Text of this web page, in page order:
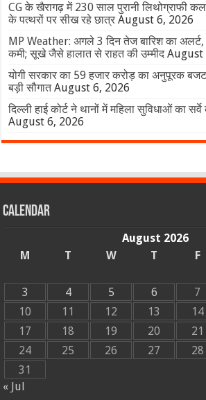
CG के खैरागढ़ में 230 साल पुरानी लिथोग्राफी
के पत्थरों पर सीख रहे छात्र August 6, 2026
MP Weather: अगले 3 दिन तेज बारिश का अलर्ट,
कमी; सूखे जैसे हालात से राहत की उम्मीद August
योगी सरकार का 59 हजार करोड़ का अनुपूरक
बड़ी सौगात August 6, 2026
दिल्ली हाई कोर्ट ने थानों में महिला सुविधाओं का
August 6, 2026
Calendar
August 2026
M
T W T F
3
4 5 6 7
10
11 12 13 14
17
18 19 20 21
24
25 26 27 28
31
« Jul